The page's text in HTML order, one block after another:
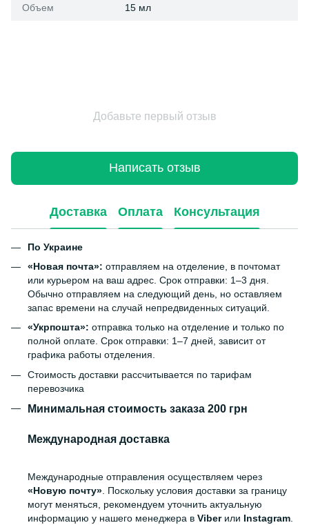
Объем 15 мл
Добавьте первый отзыв
Написать отзыв
Доставка Оплата Консультация
По Украине
«Новая почта»: отправляем на отделение, в почтомат
или курьером на ваш адрес. Срок отправки: 1–3 дня.
Обычно отправляем на следующий день, но оставляем
запас времени на случай непредвиденных ситуаций.
«Укрпошта»: отправка только на отделение и только по
полной оплате. Срок отправки: 1–7 дней, зависит от
графика работы отделения.
Стоимость доставки рассчитывается по тарифам
перевозчика
Минимальная стоимость заказа 200 грн
Международная доставка
Международные отправления осуществляем через
«Новую почту». Поскольку условия доставки за границу
могут меняться, рекомендуем уточнить актуальную
информацию у нашего менеджера в Viberили Instagram.